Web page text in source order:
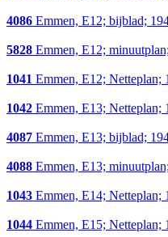
4086 Emmen, E12; bijblad;
5828 Emmen, E12;
1041 Emmen, E12; Netteplan;
1042 Emmen, E13; Netteplan;
4087 Emmen, E13; bijblad;
4088 Emmen, E13;
1043 Emmen, E14; Netteplan;
1044 Emmen, E15; Netteplan;